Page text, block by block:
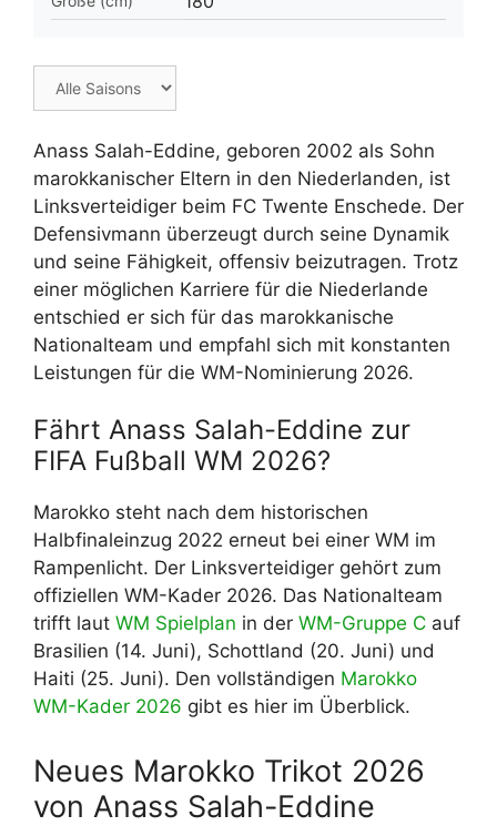
Anass Salah-Eddine, geboren 2002 als Sohn
marokkanischer Eltern in den Niederlanden, ist
Linksverteidiger beim FC Twente Enschede. Der
Defensivmann überzeugt durch seine Dynamik
und seine Fähigkeit, offensiv beizutragen. Trotz
einer möglichen Karriere für die Niederlande
entschied er sich für das marokkanische
Nationalteam und empfahl sich mit konstanten
Leistungen für die WM-Nominierung 2026.
Fährt Anass Salah-Eddine zur
FIFA Fußball WM 2026?
Marokko steht nach dem historischen
Halbfinaleinzug 2022 erneut bei einer WM im
Rampenlicht. Der Linksverteidiger gehört zum
offiziellen WM-Kader 2026. Das Nationalteam
trifft laut WM Spielplan in der WM-Gruppe C auf
Brasilien (14. Juni), Schottland (20. Juni) und
Haiti (25. Juni). Den vollständigen Marokko
WM-Kader 2026 gibt es hier im Überblick.
Neues Marokko Trikot 2026
von Anass Salah-Eddine